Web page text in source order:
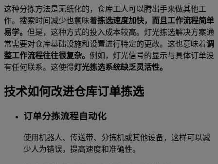
这种分拣方法是无纸化的，仓库工人可以腾出手来做其他工
作。搜索时间减少也意味着拣选速度加快，而且工作流程简单
易学。 但是，这种方式的投入成本较高。灯光拣选解决方案通
常需要对仓库基础设施和设置进行特定的更改。这也意味着调
整工作流程往往很复杂。 例如，灯光信号的显示与具体订单没
有任何联系。这使得灯光拣选系统缺乏灵活性。
技术如何改进仓库订单拣选
订单分拣流程自动化
使用机器人、传送带、分拣机或其他设备，这样可以减
少人为错误，提高速度和准确性。